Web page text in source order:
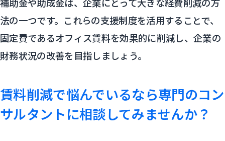
補助金や助成金は、企業にとって大きな経費削減の方
法の一つです。これらの支援制度を活用することで、
固定費であるオフィス賃料を効果的に削減し、企業の
財務状況の改善を目指しましょう。
賃料削減で悩んでいるなら専門のコン
サルタントに相談してみませんか？